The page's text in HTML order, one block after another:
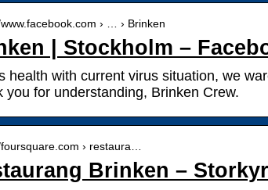
› … › Brinken
| Stockholm –
health with current virus situation, we
you for understanding, Brinken Crew.
› restaura…
Brinken –